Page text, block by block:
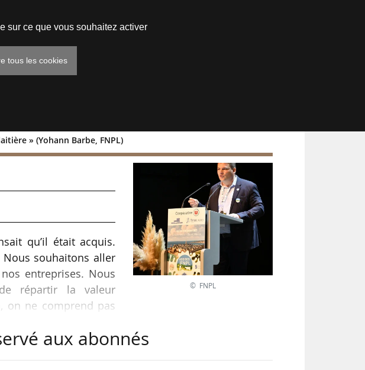
» (Yohann Barbe, FNPL)
de la
qu’il était acquis.
Nous souhaitons aller
entreprises. Nous
répartir la valeur
on ne comprend pas
de la protéine
© FNPL
aux abonnés
sur ce que vous souhaitez activer
tous les cookies